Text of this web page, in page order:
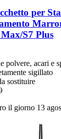
per
S7 Plus
polvere, acari e
sigillato
sostituire
il giorno 13